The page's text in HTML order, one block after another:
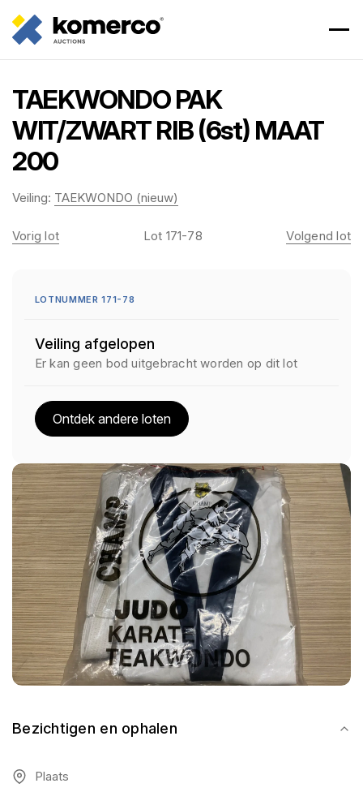
TAEKWONDO PAK
WIT/ZWART RIB (6st) MAAT
200
Veiling: TAEKWONDO (nieuw)
Bezichtigen en ophalen
Plaats
Vorig lot Lot 171-78 Volgend lot
LOTNUMMER 171-78
Veiling afgelopen
Er kan geen bod uitgebracht worden op dit lot
Ontdek andere loten